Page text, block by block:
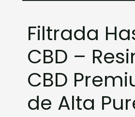
Filtrada
CBD –
CBD
de Alta